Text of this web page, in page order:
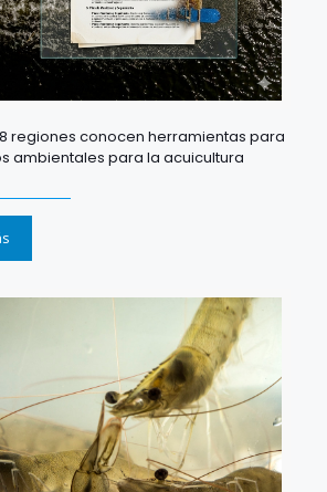
regiones conocen herramientas para
ambientales para la acuicultura